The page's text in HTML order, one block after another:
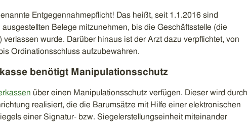
Entgegennahmepflicht! Das heißt, seit 1.1.2016 sind
Belege mitzunehmen, bis die Geschäftsstelle (die
wurde. Darüber hinaus ist der Arzt dazu verpflichtet, von
Ordinationsschluss aufzubewahren.
benötigt Manipulationsschutz
über einen Manipulationsschutz verfügen. Dieser wird durch
realisiert, die die Barumsätze mit Hilfe einer elektronischen
einer Signatur- bzw. Siegelerstellungseinheit miteinander